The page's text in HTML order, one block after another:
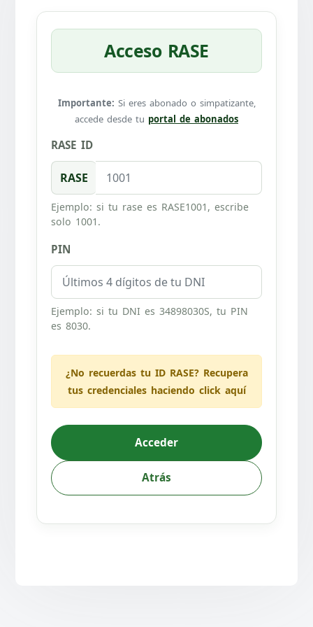
Acceso RASE
Importante: Si eres abonado o simpatizante,
accede desde tu portal de abonados
RASE ID
RASE
Ejemplo: si tu rase es RASE1001, escribe
solo 1001.
PIN
Ejemplo: si tu DNI es 34898030S, tu PIN
es 8030.
¿No recuerdas tu ID RASE? Recupera
tus credenciales haciendo click aquí
Atrás
Acceder